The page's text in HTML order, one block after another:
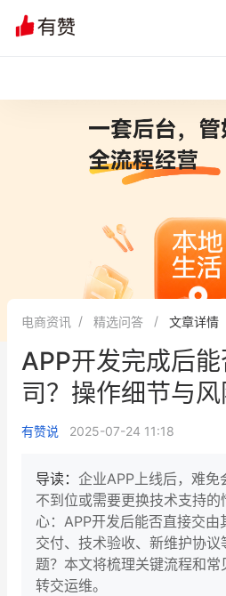
增长
有赞
新零
面对面聊增长
新零售大会 新零
增长产品指南
智库 产品
产品更新动态
电商资讯 精选问答 文章详情
APP开发完成后
司？操作细节与
有赞说 2025-07-24 11:18
导读： 企业APP上线后，难免
不到位或需要更换技术支持
心：APP开发后能否直接交
交付、技术验收、新维护协
题？本文将梳理关键流程和
转交运维。